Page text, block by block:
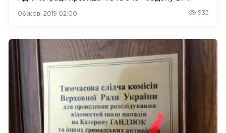
06 жов. 2019 02:00 935